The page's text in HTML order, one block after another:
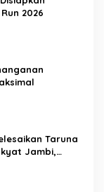
2026
Taruna
Jambi,